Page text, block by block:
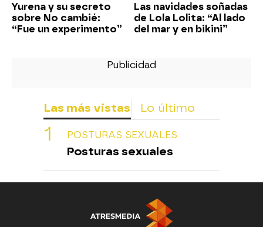
Yurena y su secreto
sobre No cambié:
“Fue un experimento”
Las navidades soñadas
de Lola Lolita: “Al lado
del mar y en bikini”
Las más vistas Lo último
POSTURAS SEXUALES
Posturas sexuales